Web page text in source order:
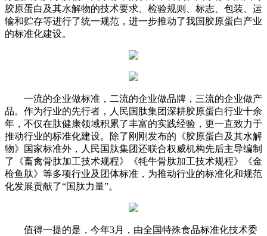
胶原蛋白及其水解物的技术要求、检验规则、标志、包装、运
输和贮存等进行了统一规范，进一步推动了我国胶原蛋白产业
的标准化建设。
一流的企业做标准，二流的企业做品牌，三流的企业做产
品。作为行业的先行者，人民国肽集团深耕胶原蛋白行业十余
年，不仅在肽健康领域积累了丰富的实践经验，更一直致力于
推动行业的标准化建设。除了刚刚发布的《胶原蛋白及其水解
物》国家标准外，人民国肽集团还联合权威机构先后主导编制
了《畜禽骨肽加工技术规程》《牦牛骨肽加工技术规程》《金
枪鱼肽》等多项行业及团体标准，为推动行业的标准化和规范
化发展贡献了“国肽力量”。
值得一提的是，今年3月，由全国特殊食品标准化技术委